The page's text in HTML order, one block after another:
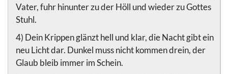
Vater, fuhr hinunter zu der Höll und wieder zu Gottes
Stuhl.
4) Dein Krippen glänzt hell und klar, die Nacht gibt ein
neu Licht dar. Dunkel muss nicht kommen drein, der
Glaub bleib immer im Schein.